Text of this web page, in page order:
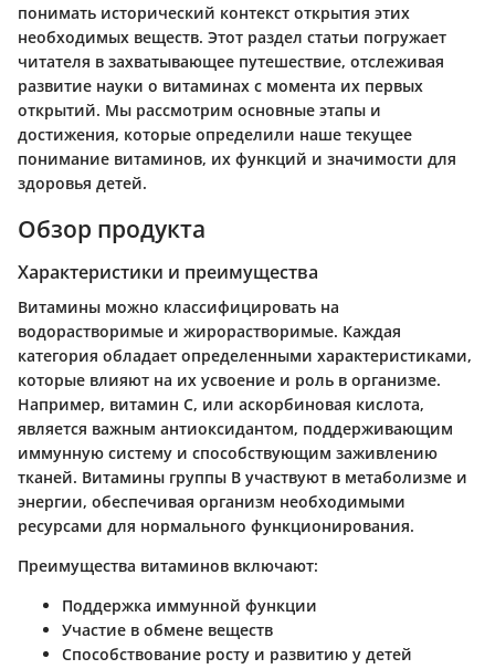
понимать исторический контекст открытия этих
необходимых веществ. Этот раздел статьи погружает
читателя в захватывающее путешествие, отслеживая
развитие науки о витаминах с момента их первых
открытий. Мы рассмотрим основные этапы и
достижения, которые определили наше текущее
понимание витаминов, их функций и значимости для
здоровья детей.
Обзор продукта
Характеристики и преимущества
Витамины можно классифицировать на
водорастворимые и жирорастворимые. Каждая
категория обладает определенными характеристиками,
которые влияют на их усвоение и роль в организме.
Например, витамин C, или аскорбиновая кислота,
является важным антиоксидантом, поддерживающим
иммунную систему и способствующим заживлению
тканей. Витамины группы B участвуют в метаболизме и
энергии, обеспечивая организм необходимыми
ресурсами для нормального функционирования.
Преимущества витаминов включают:
Поддержка иммунной функции
Участие в обмене веществ
Способствование росту и развитию у детей